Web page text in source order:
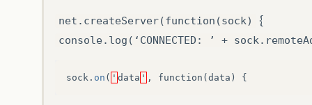
net.createServer(function(sock) {
console.log(‘CONNECTED: ’ +
sock . on ( ' data ' , function (data ) {